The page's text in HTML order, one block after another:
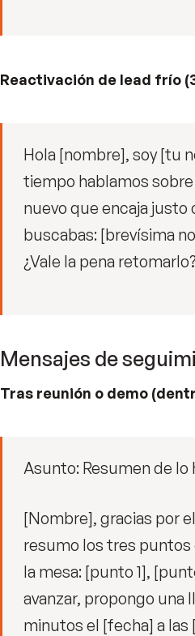
Reactivación de lead frío
Hola [nombre], soy [tu
tiempo hablamos
nuevo que encaja justo
buscabas: [brevísima
¿Vale la pena retomarlo?
Mensajes de
Tras reunión o demo
Asunto: Resumen de lo
[Nombre], gracias por
resumo los tres
la mesa: [punto 1],
avanzar, propongo una
minutos el [fecha] a las